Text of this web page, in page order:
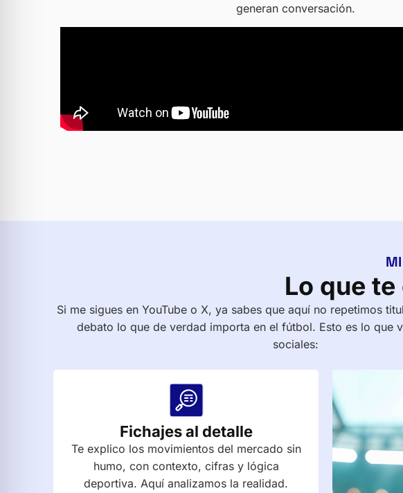
generan conversación.
Lo que
Si me sigues en YouTube o X, ya sabes que aquí no repetimos
debato lo que de verdad importa en el fútbol. Esto es lo que
sociales:
Fichajes al detalle
Te explico los movimientos del mercado sin
humo, con contexto, cifras y lógica
deportiva. Aquí analizamos la realidad.